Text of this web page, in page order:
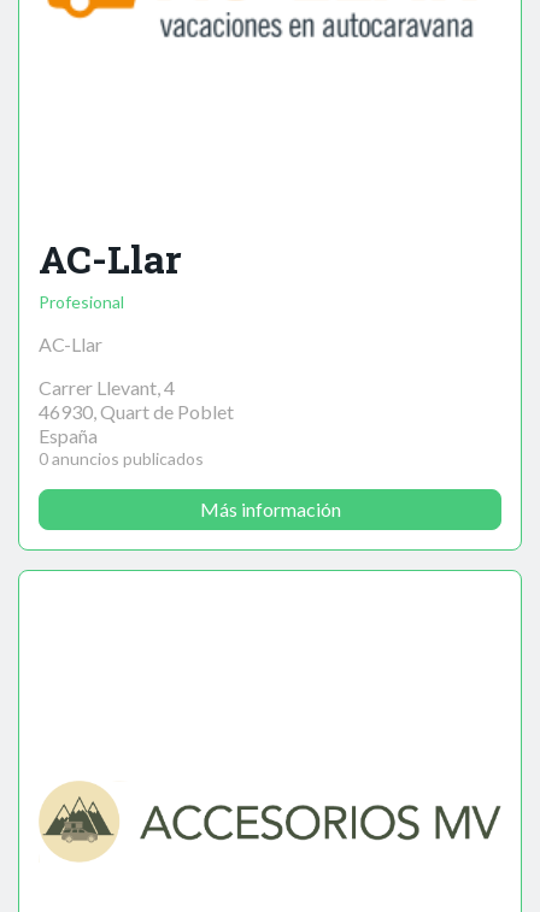
AC-Llar
Profesional
AC-Llar
Carrer Llevant, 4
46930, Quart de Poblet
España
0 anuncios publicados
Más información